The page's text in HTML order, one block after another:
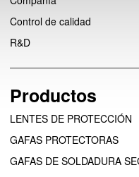
Control de calidad
R&D
Productos
LENTES DE PROTECCIÓN
GAFAS PROTECTORAS
GAFAS DE SOLDADURA